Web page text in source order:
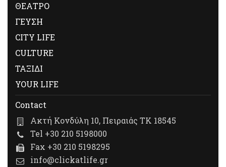
ΘΕΑΤΡΟ
ΓΕΥΣΗ
CITY LIFE
CULTURE
ΤΑΞΙΔΙ
YOUR LIFE
Contact
Ακτή Κονδύλη 10, Πειραιάς ΤΚ 18545
Tel +30 210 5198000
Fax +30 210 5198295
info@clickatlife.gr